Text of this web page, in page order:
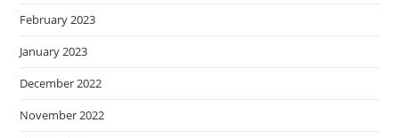
February 2023
January 2023
December 2022
November 2022